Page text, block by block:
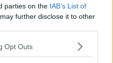
parties on the IAB’s List of
further disclose it to other
Opt Outs
visita. “Sì mi dica?” domandò
sono venuto per essere
rispose Vincenzo.
del suo permesso